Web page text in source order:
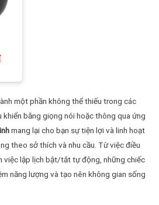
một phần không thể thiếu trong các
khiển bằng giọng nói hoặc thông qua ứng
mang lại cho bạn sự tiện lợi và linh hoạt
theo sở thích và nhu cầu. Từ việc điều
việc lập lịch bật/tắt tự động, những chiếc
năng lượng và tạo nên không gian sống